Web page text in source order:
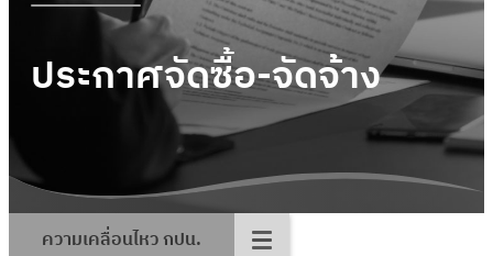
ประกาศจัดซื้อ-จัดจ้าง
ความเคลื่อนไหว กปน.